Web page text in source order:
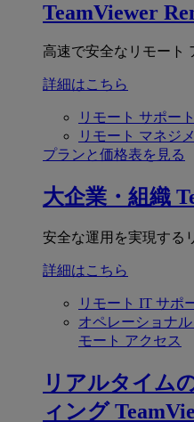
TeamViewer
高速で安全なリモート
詳細はこちら
リモート サポート
リモート マネジ
プランと価格表を見る
大企業・組織
安全な運用を実現する
詳細はこちら
リモート IT サポ
オペレーショナ
モート アクセス
リアルタイム
ィング